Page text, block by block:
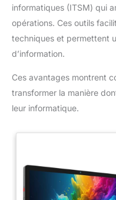
informatiques (ITSM) qui
opérations. Ces outils
techniques et permettent
d’information.
Ces avantages montrent
transformer la manière
leur informatique.